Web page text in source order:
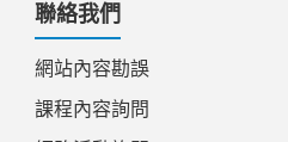
聯絡我們
網站內容勘誤
課程內容詢問